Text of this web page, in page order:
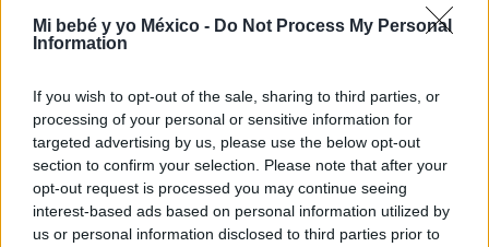
Mi bebé y yo México - Do Not Process My Personal
Information
If you wish to opt-out of the sale, sharing to third parties, or
processing of your personal or sensitive information for
targeted advertising by us, please use the below opt-out
section to confirm your selection. Please note that after your
opt-out request is processed you may continue seeing
interest-based ads based on personal information utilized by
us or personal information disclosed to third parties prior to
Aquí encontrarás
POSPARTO
FASES DEL PARTO
PREPARACIÓN AL PARTO
PSICOLOGÍA EN EL PARTO
SALUD EN EL PARTO
SÍNTOMAS DE PARTO